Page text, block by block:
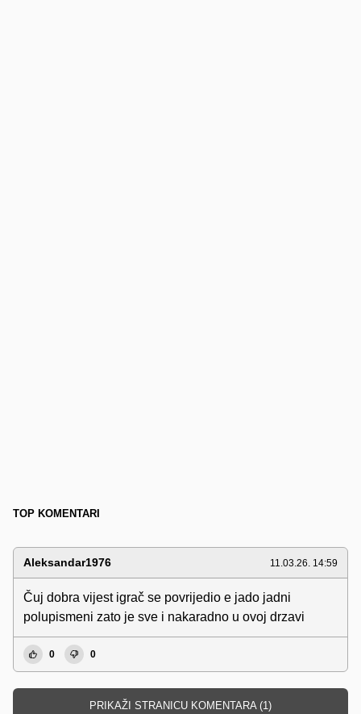
TOP KOMENTARI
Aleksandar1976 11.03.26. 14:59
Čuj dobra vijest igrač se povrijedio e jado jadni
polupismeni zato je sve i nakaradno u ovoj drzavi
0 0
PRIKAŽI STRANICU KOMENTARA (1)